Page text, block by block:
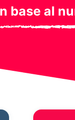
base al